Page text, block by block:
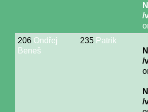
/
206 Ondřej
Beneš
235 Patrik
/
/